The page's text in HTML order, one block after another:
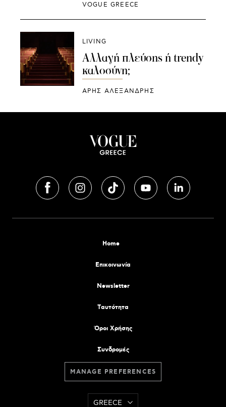
VOGUE GREECE
LIVING
Αλλαγή πλεύσης ή trendy
καλοσύνη;
ΑΡΗΣ ΑΛΕΞΑΝΔΡΗΣ
Home
Επικοινωνία
Newsletter
Tαυτότητα
Όροι Χρήσης
Συνδρομές
MANAGE PREFERENCES
GREECE